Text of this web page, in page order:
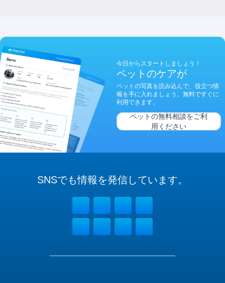
今日からスタートしましょう！
ペットのケアが
ペットの写真を読み込んで、役立つ情
報を手に入れましょう。無料ですぐに
利用できます。
ペットの無料相談をご利
用ください
SNSでも情報を発信しています。